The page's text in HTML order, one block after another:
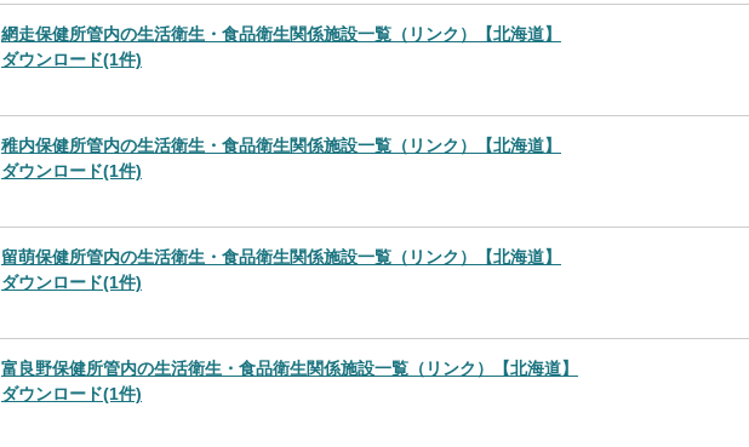
網走保健所管内の生活衛生・食品衛生関係施設一覧（リンク）【北海道】
ダウンロード(1件)
稚内保健所管内の生活衛生・食品衛生関係施設一覧（リンク）【北海道】
ダウンロード(1件)
留萌保健所管内の生活衛生・食品衛生関係施設一覧（リンク）【北海道】
ダウンロード(1件)
富良野保健所管内の生活衛生・食品衛生関係施設一覧（リンク）【北海道】
ダウンロード(1件)